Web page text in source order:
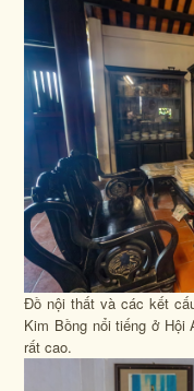
Đồ nội thất và các kết
Kim Bồng nổi tiếng ở
rất cao.